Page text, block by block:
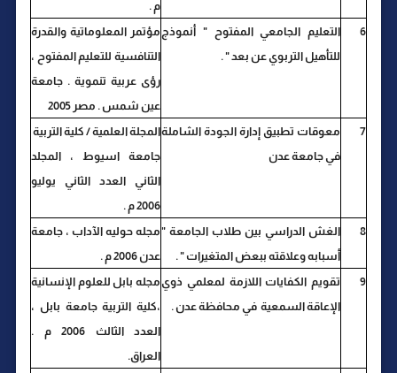
م .
6
التعليم الجامعي المفتوح " أنموذج
للتأهيل التربوي عن بعد " .
مؤتمر المعلوماتية والقدرة
التنافسية للتعليم المفتوح ،
رؤى عربية تنموية . جامعة
عين شمس . مصر 2005
7
معوقات تطبيق إدارة الجودة الشاملة
في جامعة عدن
المجلة العلمية / كلية التربية
جامعة اسيوط ، المجلد
الثاني العدد الثاني يوليو
2006 م .
8
الغش الدراسي بين طلاب الجامعة "
أسبابه وعلاقته ببعض المتغيرات " .
مجله حوليه الآداب ، جامعة
عدن 2006 م .
9
تقويم الكفايات اللازمة لمعلمي ذوي
الإعاقة السمعية في محافظة عدن .
مجله بابل للعلوم الإنسانية
،كلية التربية جامعة بابل ،
العدد الثالث 2006 م .
العراق.